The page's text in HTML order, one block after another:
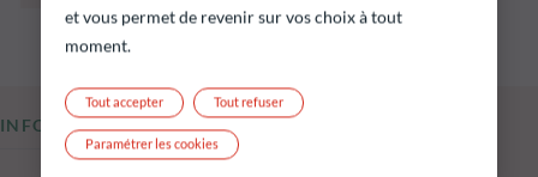
INFORMATIONS CLÉS
et vous permet de revenir sur vos choix à tout
moment.
Tout refuser
Tout accepter
Paramétrer les cookies